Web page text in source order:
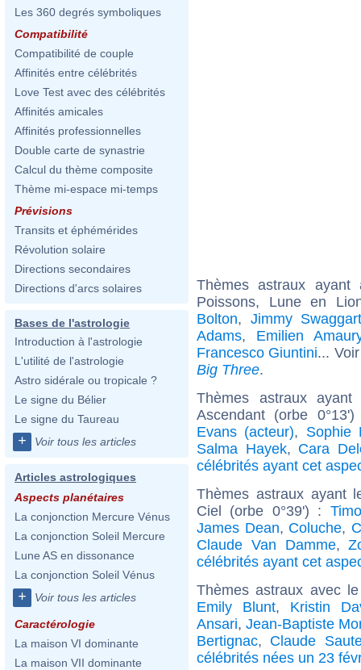
Les 360 degrés symboliques
Compatibilité
Compatibilité de couple
Affinités entre célébrités
Love Test avec des célébrités
Affinités amicales
Affinités professionnelles
Double carte de synastrie
Calcul du thème composite
Thème mi-espace mi-temps
Prévisions
Transits et éphémérides
Révolution solaire
Directions secondaires
Directions d'arcs solaires
Bases de l'astrologie
Introduction à l'astrologie
L'utilité de l'astrologie
Astro sidérale ou tropicale ?
Le signe du Bélier
Le signe du Taureau
+ Voir tous les articles
Articles astrologiques
Aspects planétaires
La conjonction Mercure Vénus
La conjonction Soleil Mercure
Lune AS en dissonance
La conjonction Soleil Vénus
+ Voir tous les articles
Caractérologie
La maison VI dominante
La maison VII dominante
Thèmes astraux
Poissons, Lune en
Bolton, Jimmy Swaggart
Adams, Emilien
Francesco Giuntini...
Big Three.
Thèmes astraux
Ascendant (orbe
Evans (acteur), Sophie
Salma Hayek, Cara
célébrités ayant cet
Thèmes astraux ayant
Ciel (orbe 0°39') :
James Dean, Coluche,
Claude Van Damme,
célébrités ayant cet
Thèmes astraux avec
Emily Blunt, Kristin
Ansari, Jean-Baptiste
Bertignac, Claude
célébrités nées un 23